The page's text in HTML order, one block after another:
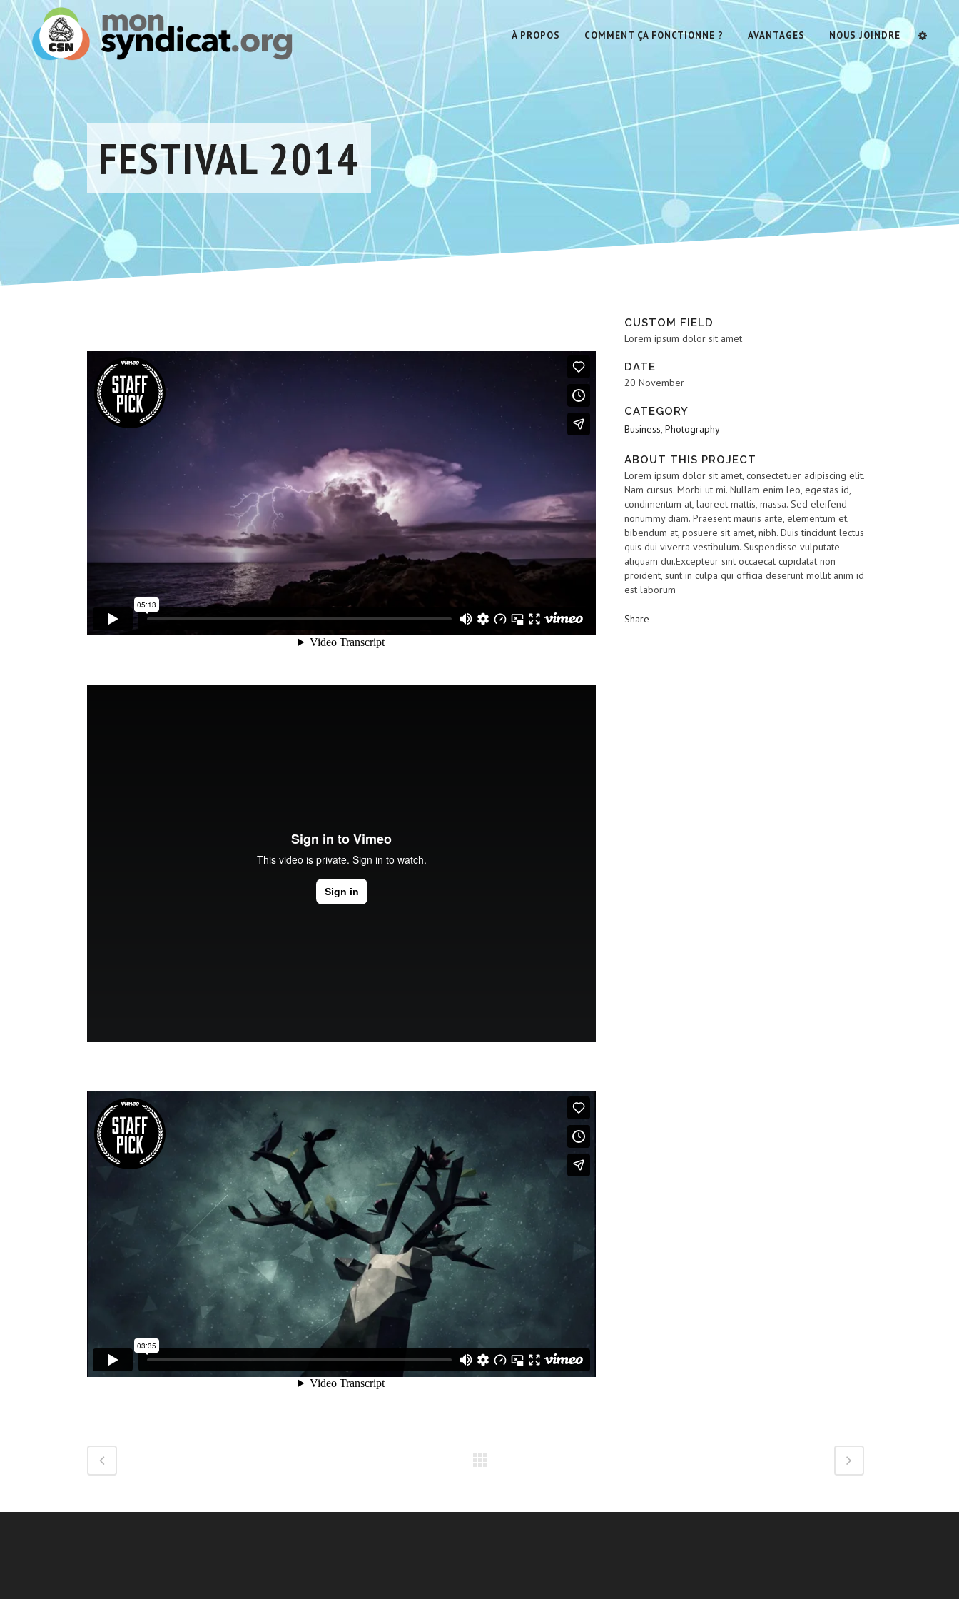
À PROPOS COMMENT ÇA FONCTIONNE ? AVANTAGES NOUS JOINDRE
FESTIVAL 2014
CUSTOM FIELD
Lorem ipsum dolor sit amet
DATE
20 November
CATEGORY
Business, Photography
ABOUT THIS PROJECT
Lorem ipsum dolor sit amet, consectetuer adipiscing elit.
Nam cursus. Morbi ut mi. Nullam enim leo, egestas id,
condimentum at, laoreet mattis, massa. Sed eleifend
nonummy diam. Praesent mauris ante, elementum et,
bibendum at, posuere sit amet, nibh. Duis tincidunt lectus
quis dui viverra vestibulum. Suspendisse vulputate
aliquam dui.Excepteur sint occaecat cupidatat non
proident, sunt in culpa qui officia deserunt mollit anim id
est laborum
Share